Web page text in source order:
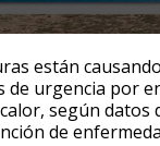
están
de urgencia por
según datos
de